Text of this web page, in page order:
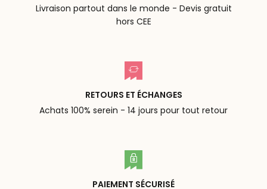
Livraison partout dans le monde - Devis gratuit
hors CEE
RETOURS ET ÉCHANGES
Achats 100% serein - 14 jours pour tout retour
PAIEMENT SÉCURISÉ